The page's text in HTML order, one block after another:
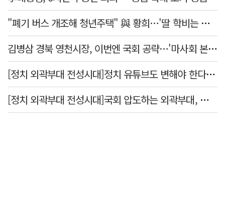
"폐기 버스 개조해 청년주택" 與 황희…'딸 학비는 年 4200만원'
김병삼 경북 영천시장, 이번엔 국회 공략…'마사회 본사 이전·광역교통망 확충' 요청
[정치 외곽부대 전성시대]정치 유튜브도 변해야 한다 "화합과 존중"
[정치 외곽부대 전성시대]국회 압도하는 외곽부대, 목소리 왜 커지나?